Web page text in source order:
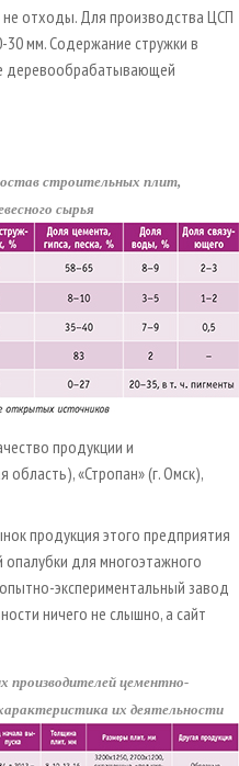
отходы. Для производства ЦСП
30 мм. Содержание стружки в
деревообрабатывающей
строительных плит,
сырья
продукции и
«Стропан» (г. Омск),
продукция этого предприятия
для многоэтажного
экспериментальный завод
ничего не слышно, а сайт
производителей цементно-
их деятельности